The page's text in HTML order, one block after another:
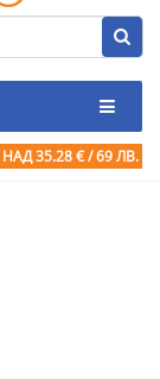
НАД 35.28 € / 69 ЛВ.